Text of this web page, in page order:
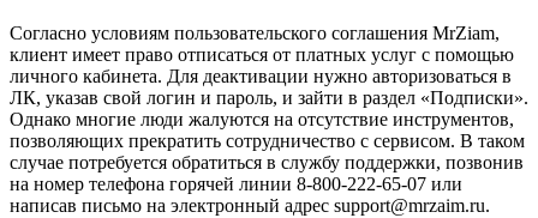
Согласно условиям пользовательского соглашения MrZiam,
клиент имеет право отписаться от платных услуг с помощью
личного кабинета. Для деактивации нужно авторизоваться в
ЛК, указав свой логин и пароль, и зайти в раздел «Подписки».
Однако многие люди жалуются на отсутствие инструментов,
позволяющих прекратить сотрудничество с сервисом. В таком
случае потребуется обратиться в службу поддержки, позвонив
на номер телефона горячей линии 8-800-222-65-07 или
написав письмо на электронный адрес support@mrzaim.ru.